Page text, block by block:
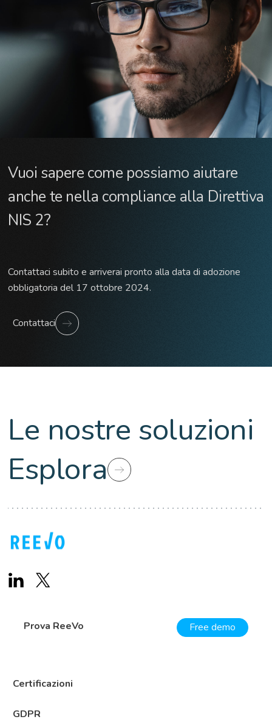
Vuoi sapere come possiamo aiutare
anche te nella compliance alla Direttiva
NIS 2?
Contattaci subito e arriverai pronto alla data di adozione
obbligatoria del 17 ottobre 2024.
Contattaci
Le nostre soluzioni
Esplora
Prova ReeVo Free demo
Certificazioni
GDPR